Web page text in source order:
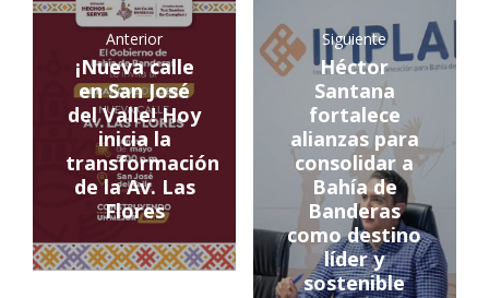
Anterior
¡Nueva calle
en San José
del Valle! Hoy
inicia la
transformación
de la Av. Las
Flores
Siguiente
Héctor
Santana
fortalece
alianzas para
consolidar a
Bahía de
Banderas
como destino
líder y
sostenible